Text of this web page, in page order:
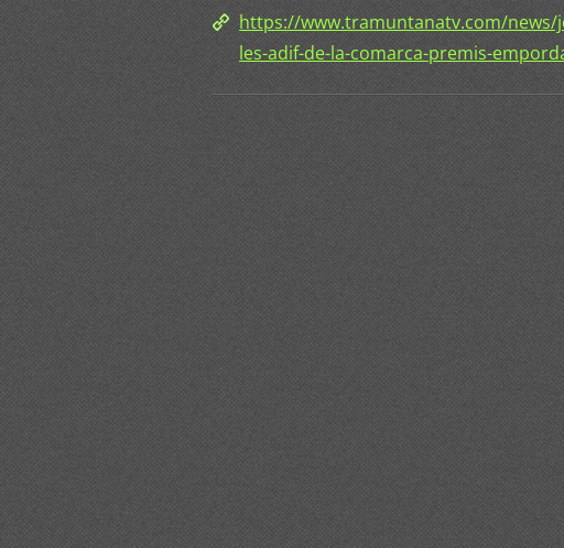
https://www.tramuntanatv.com/news/
les-adif-de-la-comarca-premis-